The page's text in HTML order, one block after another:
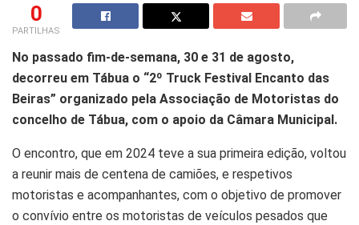
0
PARTILHAS
No passado fim-de-semana, 30 e 31 de agosto,
decorreu em Tábua o “2º Truck Festival Encanto das
Beiras” organizado pela Associação de Motoristas do
concelho de Tábua, com o apoio da Câmara Municipal.
O encontro, que em 2024 teve a sua primeira edição, voltou
a reunir mais de centena de camiões, e respetivos
motoristas e acompanhantes, com o objetivo de promover
o convívio entre os motoristas de veículos pesados que